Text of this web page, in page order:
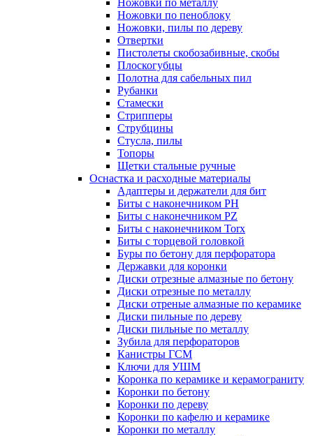
Ножовки по металлу
Ножовки по пеноблоку
Ножовки, пилы по дереву
Отвертки
Пистолеты скобозабивные, скобы
Плоскогубцы
Полотна для сабельных пил
Рубанки
Стамески
Стрипперы
Струбцины
Стусла, пилы
Топоры
Щетки стальные ручные
Оснастка и расходные материалы
Адаптеры и держатели для бит
Биты с наконечником PH
Биты с наконечником PZ
Биты с наконечником Torx
Биты с торцевой головкой
Буры по бетону для перфоратора
Державки для коронки
Диски отрезные алмазные по бетону
Диски отрезные по металлу
Диски отреные алмазные по керамике
Диски пильные по дереву
Диски пильные по металлу
Зубила для перфораторов
Канистры ГСМ
Ключи для УШМ
Коронка по керамике и керамограниту
Коронки по бетону
Коронки по дереву
Коронки по кафелю и керамике
Коронки по металлу